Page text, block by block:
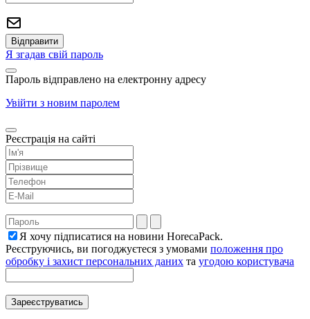
Я згадав свій пароль
Пароль відправлено на електронну адресу
Увійти з новим паролем
Реєстрація на сайті
Я хочу підписатися на новини HorecaPack.
Реєструючись, ви погоджуєтеся з умовами положення про
обробку і захист персональних даних та угодою користувача